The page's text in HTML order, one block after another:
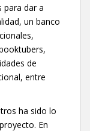
para dar a
un banco
de
entre
ha sido lo
En